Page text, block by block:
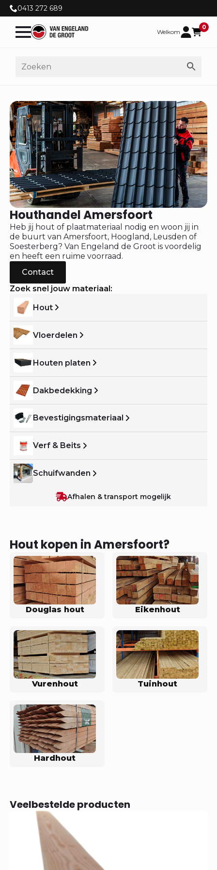
0413 272 689
Welkom
0
Houthandel Amersfoort
Heb jij hout of plaatmateriaal nodig en woon jij in
de buurt van Amersfoort, Hoogland, Leusden of
Soesterberg? Van Engeland de Groot is voordelig
en heeft een ruime voorraad.
Contact
Zoek snel jouw materiaal:
Hout
Vloerdelen
Houten platen
Dakbedekking
Bevestigingsmateriaal
Verf & Beits
Schuifwanden
Afhalen & transport mogelijk
Hout kopen in Amersfoort?
Douglas hout Eikenhout
Vurenhout Tuinhout
Hardhout
Veelbestelde producten